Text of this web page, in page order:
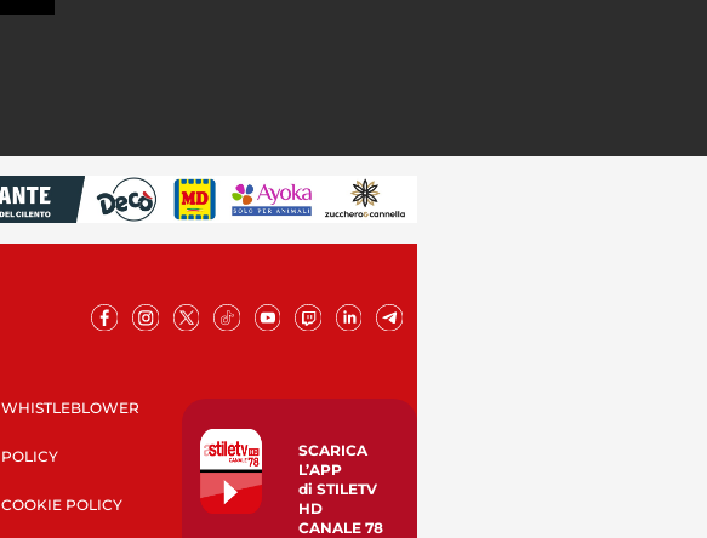
WHISTLEBLOWER
POLICY
COOKIE POLICY
SCARICA
L’APP
di STILETV
HD
CANALE 78